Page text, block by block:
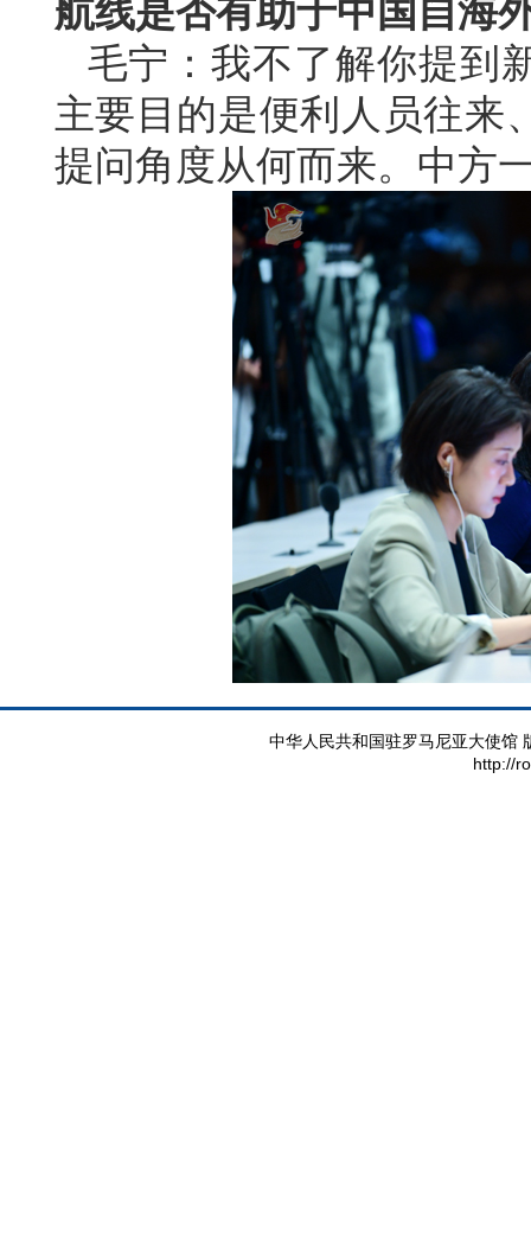
航线是否有助于中国自海
毛宁：我不了解你提到
主要目的是便利人员往来
提问角度从何而来。中方
中华人民共和国驻罗马尼亚大使馆
http://